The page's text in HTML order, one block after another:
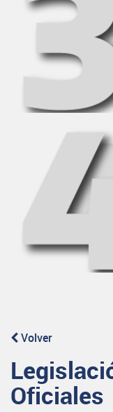
Volver
Oficiales